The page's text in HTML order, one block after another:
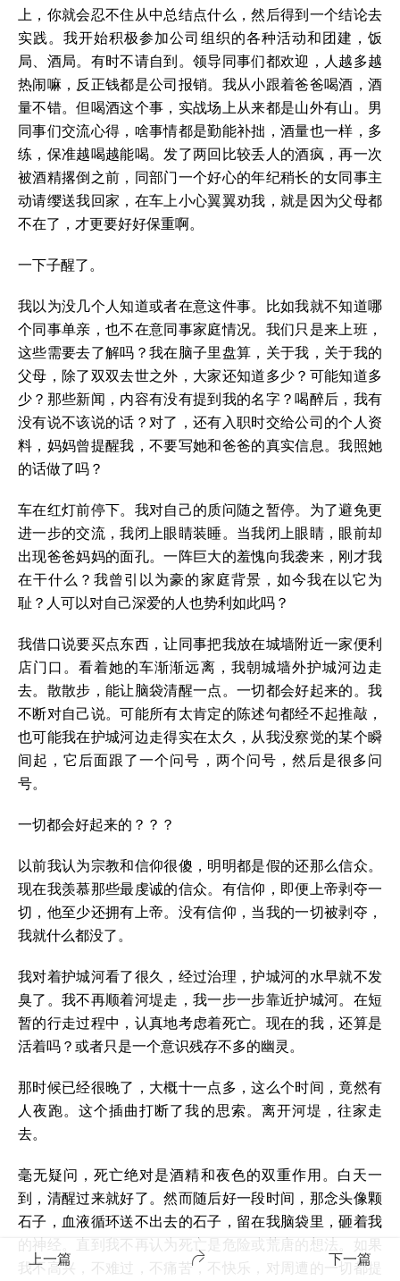
上，你就会忍不住从中总结点什么，然后得到一个结论去
实践。我开始积极参加公司组织的各种活动和团建，饭
局、酒局。有时不请自到。领导同事们都欢迎，人越多越
热闹嘛，反正钱都是公司报销。我从小跟着爸爸喝酒，酒
量不错。但喝酒这个事，实战场上从来都是山外有山。男
同事们交流心得，啥事情都是勤能补拙，酒量也一样，多
练，保准越喝越能喝。发了两回比较丢人的酒疯，再一次
被酒精撂倒之前，同部门一个好心的年纪稍长的女同事主
动请缨送我回家，在车上小心翼翼劝我，就是因为父母都
不在了，才更要好好保重啊。
一下子醒了。
我以为没几个人知道或者在意这件事。比如我就不知道哪
个同事单亲，也不在意同事家庭情况。我们只是来上班，
这些需要去了解吗？我在脑子里盘算，关于我，关于我的
父母，除了双双去世之外，大家还知道多少？可能知道多
少？那些新闻，内容有没有提到我的名字？喝醉后，我有
没有说不该说的话？对了，还有入职时交给公司的个人资
料，妈妈曾提醒我，不要写她和爸爸的真实信息。我照她
的话做了吗？
车在红灯前停下。我对自己的质问随之暂停。为了避免更
进一步的交流，我闭上眼睛装睡。当我闭上眼睛，眼前却
出现爸爸妈妈的面孔。一阵巨大的羞愧向我袭来，刚才我
在干什么？我曾引以为豪的家庭背景，如今我在以它为
耻？人可以对自己深爱的人也势利如此吗？
我借口说要买点东西，让同事把我放在城墙附近一家便利
店门口。看着她的车渐渐远离，我朝城墙外护城河边走
去。散散步，能让脑袋清醒一点。一切都会好起来的。我
不断对自己说。可能所有太肯定的陈述句都经不起推敲，
也可能我在护城河边走得实在太久，从我没察觉的某个瞬
间起，它后面跟了一个问号，两个问号，然后是很多问
号。
一切都会好起来的？？？
以前我认为宗教和信仰很傻，明明都是假的还那么信众。
现在我羡慕那些最虔诚的信众。有信仰，即便上帝剥夺一
切，他至少还拥有上帝。没有信仰，当我的一切被剥夺，
我就什么都没了。
我对着护城河看了很久，经过治理，护城河的水早就不发
臭了。我不再顺着河堤走，我一步一步靠近护城河。在短
暂的行走过程中，认真地考虑着死亡。现在的我，还算是
活着吗？或者只是一个意识残存不多的幽灵。
那时候已经很晚了，大概十一点多，这么个时间，竟然有
人夜跑。这个插曲打断了我的思索。离开河堤，往家走
去。
毫无疑问，死亡绝对是酒精和夜色的双重作用。白天一
到，清醒过来就好了。然而随后好一段时间，那念头像颗
石子，血液循环送不出去的石子，留在我脑袋里，砸着我
的神经。直到我不再认为死亡是危险或荒唐的想法。如果
我不高兴，不难过，不痛苦，不快乐，对周遭的一切都提
上一篇 下一篇